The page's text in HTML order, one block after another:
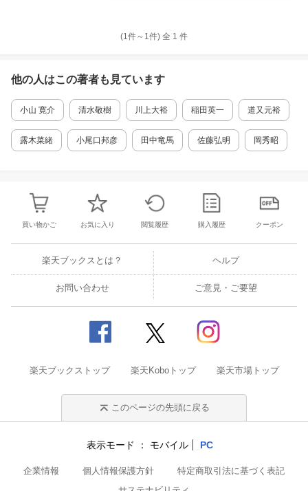
(1件～ 1件) 全 1 件
他の人はこの著者も見ています
小山 寛介 清水敬樹 川上大裕 稲田英一 道又元裕
露木菜緒 小尾口邦彦 田中竜馬 佐藤弘明 岡秀昭
買い物かご お気に入り 閲覧履歴 購入履歴 クーポン
楽天ブックスとは？ ヘルプ
お問い合わせ ご意見・ご要望
楽天ブックストップ 楽天Koboトップ 楽天市場トップ
このページの先頭に戻る
表示モード モバイル PC
企業情報 個人情報保護方針
特定商取引法に基づく表記